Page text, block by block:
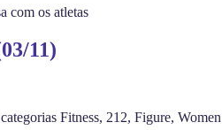
com os atletas
11)
Fitness, 212, Figure,